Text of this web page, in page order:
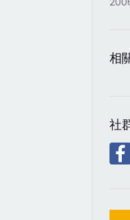
相
社